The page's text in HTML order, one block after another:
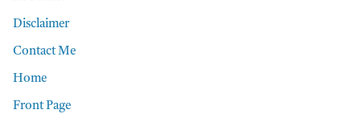
Disclaimer
Contact Me
Home
Front Page